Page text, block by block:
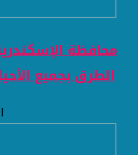
محافظة
الطرق بجميع